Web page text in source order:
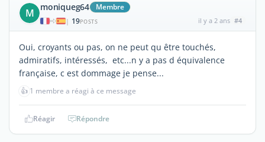
M moniqueg64 Membre
| 19POSTS il y a 2 ans #4
Oui, croyants ou pas, on ne peut qu être touchés,
admiratifs, intéressés, etc...n y a pas d équivalence
française, c est dommage je pense...
👍 1 membre a réagi à ce message
Réagir Répondre